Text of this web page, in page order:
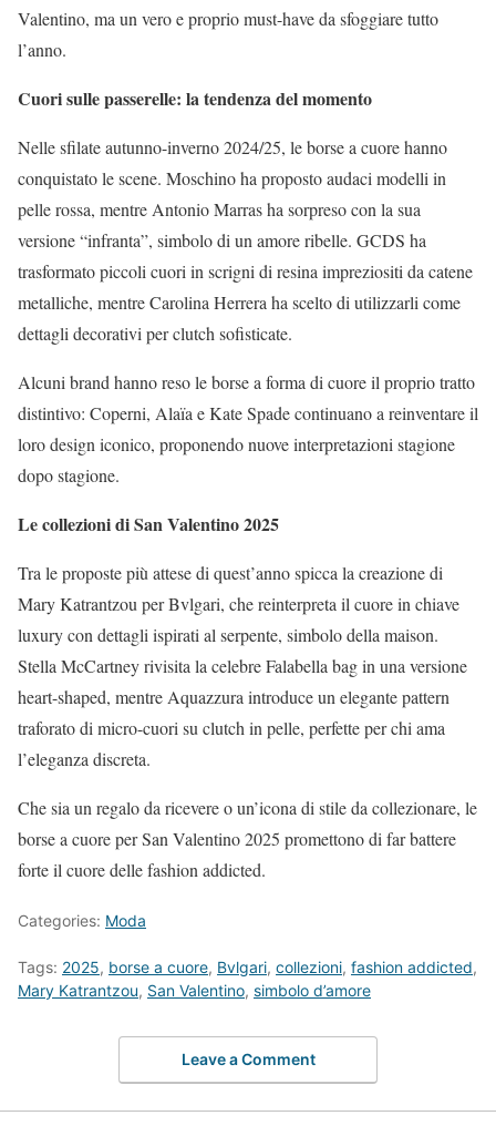
Valentino, ma un vero e proprio must-have da sfoggiare tutto
l’anno.
Cuori sulle passerelle: la tendenza del momento
Nelle sfilate autunno-inverno 2024/25, le borse a cuore hanno
conquistato le scene. Moschino ha proposto audaci modelli in
pelle rossa, mentre Antonio Marras ha sorpreso con la sua
versione “infranta”, simbolo di un amore ribelle. GCDS ha
trasformato piccoli cuori in scrigni di resina impreziositi da catene
metalliche, mentre Carolina Herrera ha scelto di utilizzarli come
dettagli decorativi per clutch sofisticate.
Alcuni brand hanno reso le borse a forma di cuore il proprio tratto
distintivo: Coperni, Alaïa e Kate Spade continuano a reinventare il
loro design iconico, proponendo nuove interpretazioni stagione
dopo stagione.
Le collezioni di San Valentino 2025
Tra le proposte più attese di quest’anno spicca la creazione di
Mary Katrantzou per Bvlgari, che reinterpreta il cuore in chiave
luxury con dettagli ispirati al serpente, simbolo della maison.
Stella McCartney rivisita la celebre Falabella bag in una versione
heart-shaped, mentre Aquazzura introduce un elegante pattern
traforato di micro-cuori su clutch in pelle, perfette per chi ama
l’eleganza discreta.
Che sia un regalo da ricevere o un’icona di stile da collezionare, le
borse a cuore per San Valentino 2025 promettono di far battere
forte il cuore delle fashion addicted.
Categories: Moda
Tags: 2025, borse a cuore, Bvlgari, collezioni, fashion addicted,
Mary Katrantzou, San Valentino, simbolo d’amore
Leave a Comment